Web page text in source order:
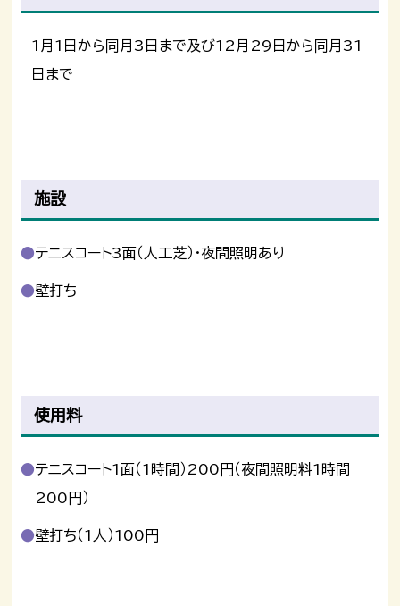
1月1日から同月3日まで及び12月29日から同月31
日まで
施設
テニスコート3面（人工芝）・夜間照明あり
壁打ち
使用料
テニスコート1面（1時間）200円（夜間照明料1時間
200円）
壁打ち（1人）100円